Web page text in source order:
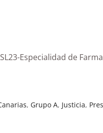
Especialidad de
, Grupo A, Justicia,